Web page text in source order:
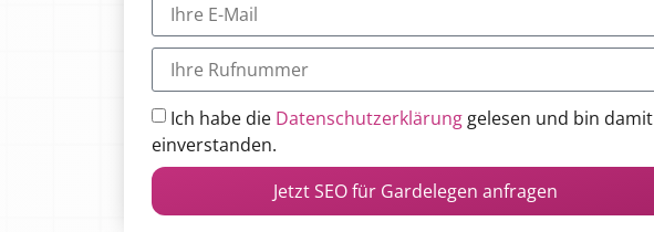
Ich habe die Datenschutzerklärung gelesen und bin damit
einverstanden.
Jetzt SEO für Gardelegen anfragen